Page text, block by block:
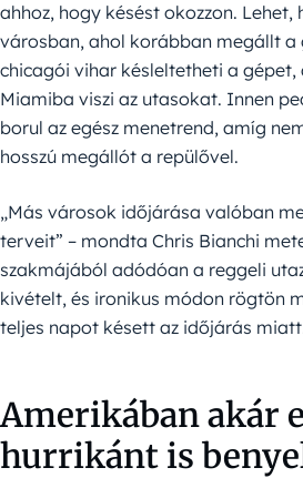
ahhoz, hogy késést okozzon.
városban, ahol korábban megállt a
chicagói vihar késleltetheti a
Miamiba viszi az utasokat. Innen
borul az egész menetrend, amíg
hosszú megállót a repülővel.
„Más városok időjárása valóban
terveit” – mondta Chris Bianchi
szakmájából adódóan a reggeli
kivételt, és ironikus módon rögtön
teljes napot késett az időjárás
Amerikában akár
hurrikánt is